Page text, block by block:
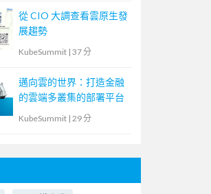
從 CIO 大調查看雲原生發
展趨勢
KubeSummit | 37 分
邁向雲的世界：打造金融
的雲端多叢集的部署平台
KubeSummit | 29 分